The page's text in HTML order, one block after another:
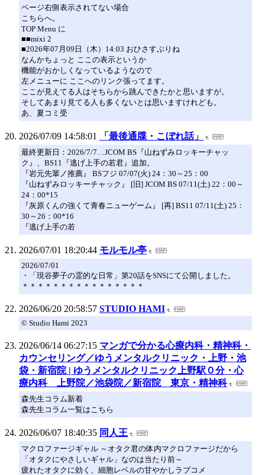
ページ右側表示されてない場合
こちらへ。
TOP Menu に
■■mixi 2
■2026年07月09日（木）14:03 おひさすぶりね
なんかちょっと ここの表示というか
機能がおかしくなっているようなので
左メニューに ここへのリンク張ってます。
ここが見えてる人はそちらから跳んできたかと思いますが。
そしてあまり見てる人も多くないとは思いますけれども。
あ、夏コミ受
2026/07/09 14:58:01 「最後通牒・こぼれ話」
最終更新日：2026/7/7…JCOM BS『山ねずみロッキーチャッ
ク』、BS11『逃げ上手の若君』追加。
『岩元先輩ノ推薦』 BSフジ 07/07(火) 24：30～25：00
『山ねずみロッキーチャック』 [旧] JCOM BS 07/11(土) 22：00～
24：00*15
『灰原くんの強くて青春ニューゲーム』 [再] BS11 07/11(土) 25：
30～26：00*16
『逃げ上手の若
2026/07/01 18:20:44 モルモル亭
2026/07/01
・「現谷夢子の霊的な日常」第20話をSNSにて公開しました。
＊＊＊＊＊＊＊＊＊＊＊＊＊＊＊＊
2026/06/20 20:58:57 STUDIO HAMI
© Studio Hami 2023
2026/06/14 06:27:15 マンガで分かる心療内科・精神科・
カウンセリング／ゆうメンタルクリニック・上野・池
袋・新宿院 | ゆうメンタルクリニック上野駅０分・心
療内科 上野院／池袋院／新宿院 東京・精神科
森先生コラム新着
森先生コラム一覧はこちら
2026/06/07 18:40:35 同人王
マクロファージギャル ～オタク君の体内マクロファージだから
「オタクにやさしいギャル」なのは当たり前～
疲れたオタクに効く、細胞レベルの甘やかしラブコメ